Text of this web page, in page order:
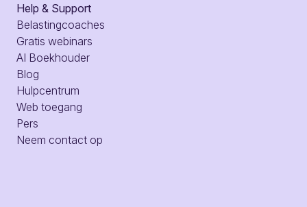
Help & Support
Belastingcoaches
Gratis webinars
AI Boekhouder
Blog
Hulpcentrum
Web toegang
Pers
Neem contact op